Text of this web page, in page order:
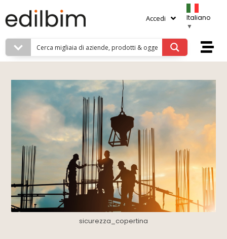
Accedi
Italiano
▼
sicurezza_copertina